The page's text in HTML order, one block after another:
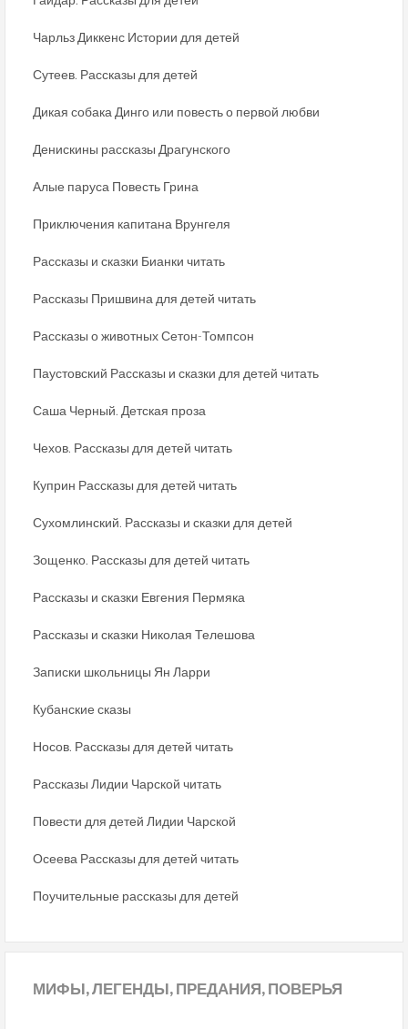
Чарльз Диккенс Истории для детей
Сутеев. Рассказы для детей
Дикая собака Динго или повесть о первой любви
Денискины рассказы Драгунского
Алые паруса Повесть Грина
Приключения капитана Врунгеля
Рассказы и сказки Бианки читать
Рассказы Пришвина для детей читать
Рассказы о животных Сетон-Томпсон
Паустовский Рассказы и сказки для детей читать
Саша Черный. Детская проза
Чехов. Рассказы для детей читать
Куприн Рассказы для детей читать
Сухомлинский. Рассказы и сказки для детей
Зощенко. Рассказы для детей читать
Рассказы и сказки Евгения Пермяка
Рассказы и сказки Николая Телешова
Записки школьницы Ян Ларри
Кубанские сказы
Носов. Рассказы для детей читать
Рассказы Лидии Чарской читать
Повести для детей Лидии Чарской
Осеева Рассказы для детей читать
Поучительные рассказы для детей
МИФЫ,ЛЕГЕНДЫ, ПРЕДАНИЯ, ПОВЕРЬЯ